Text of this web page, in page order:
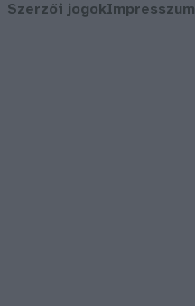
Szerzői jogokImpresszum